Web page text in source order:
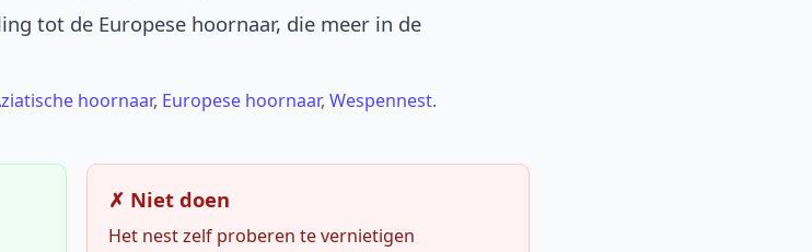
tot de Europese hoornaar, die meer in de
hoornaar, Europese hoornaar, Wespennest.
✗ Niet doen
Het nest zelf proberen te vernietigen